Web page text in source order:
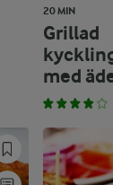
20 MIN
Grillad
med